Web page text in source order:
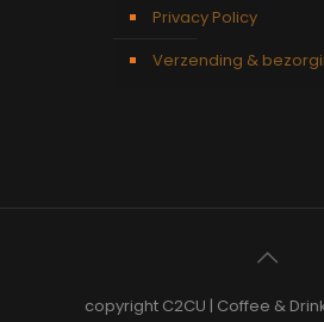
Privacy Policy
Verzending &
copyright C2CU | Coffee &